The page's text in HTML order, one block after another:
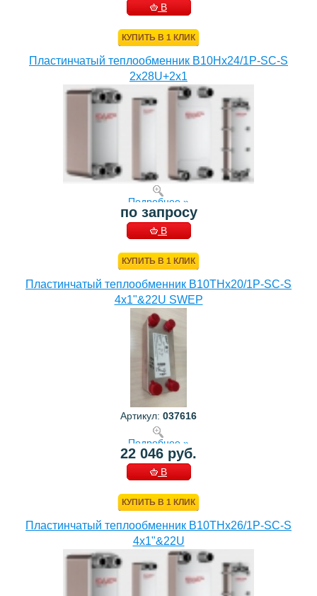
В
КУПИТЬ В 1 КЛИК
Пластинчатый теплообменник B10Hx24/1P-SC-S
2x28U+2x1
Подробнее »
по запросу
В
КУПИТЬ В 1 КЛИК
Пластинчатый теплообменник B10THx20/1P-SC-S
4x1"&22U SWEP
Артикул: 037616
Подробнее »
22 046 руб.
В
КУПИТЬ В 1 КЛИК
Пластинчатый теплообменник B10THx26/1P-SC-S
4х1"&22U